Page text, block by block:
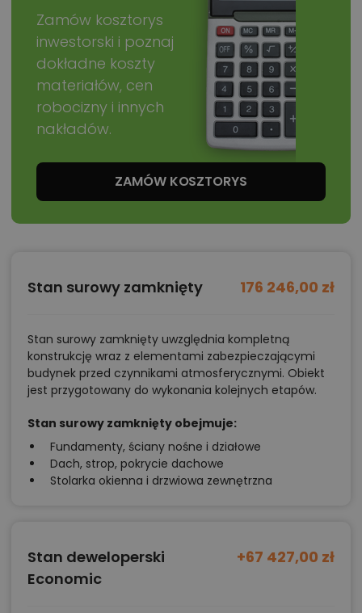
polecane przez architekta zmiany,
możliwości wprowadzania modyfikacji,
projekty podobne - o zbliżonym układzie lub
parametrach,
optymalizacja kosztów budowy domu według
tego projektu,
informacje szczegółowe - np. wymiary
pomieszczeń, instalacje, materiały?
Zadzwoń52 384 49 90lub NAPISZ
Zamów kosztorys
inwestorski i poznaj
dokładne koszty
materiałów, cen
robocizny i innych
nakładów.
ZAMÓW KOSZTORYS
Stan surowy zamknięty 176 246,00 zł
Stan surowy zamknięty uwzględnia kompletną
konstrukcję wraz z elementami zabezpieczającymi
budynek przed czynnikami atmosferycznymi. Obiekt
jest przygotowany do wykonania kolejnych etapów.
Stan surowy zamknięty obejmuje:
Fundamenty, ściany nośne i działowe
Dach, strop, pokrycie dachowe
Stolarka okienna i drzwiowa zewnętrzna
Stan deweloperski
Economic
+67 427,00 zł